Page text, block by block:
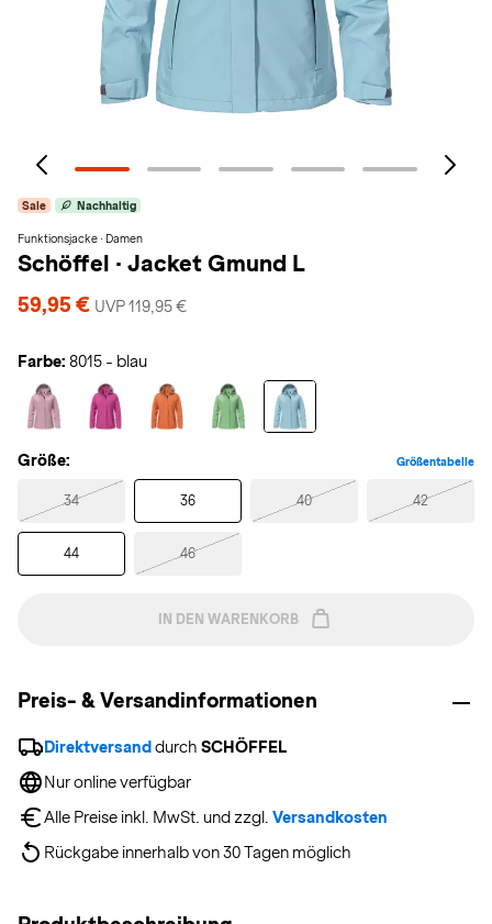
Sale Nachhaltig
Funktionsjacke · Damen
Schöffel · Jacket Gmund L
59,95 € UVP 119,95 €
Farbe: 8015 - blau
Größe: Größentabelle
34 36 40 42
44 46
IN DEN WARENKORB
Preis- & Versandinformationen
Direktversand durch SCHÖFFEL
Nur online verfügbar
Alle Preise inkl. MwSt. und zzgl. Versandkosten
Rückgabe innerhalb von 30 Tagen möglich